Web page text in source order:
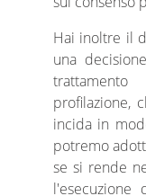
Hai inoltre il
una
trattamento
profilazione,
incida in
potremo
se si rende